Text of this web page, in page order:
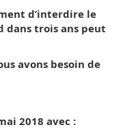
d’interdire le
dans trois ans peut
avons besoin de
2018 avec :